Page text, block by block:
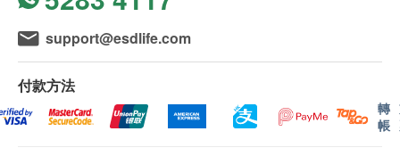
四種病毒株：
甲型/維多利亞/4897/2022(H1N1)pdm09病毒
甲型/達爾文/9/2021 ( H3N2 ) 病毒
乙型/奧地利/1359417/2021 病毒（乙型/維多利亞
世系）
乙型/布吉/3073/2013病毒（乙型/山形世系）
長。
訂購一經確認，不設更改已訂購的計劃，轉讓給第
三者及／或退款。
如有爭議，健康網購health.ESDlife保留最後決定
所有體格檢查並非作為醫務診斷或治療用途。
港鐵九龍站機場快綫抵站大堂L2,KOW83商鋪
顯示地圖
support@esdlife.com
付款方法
轉
帳